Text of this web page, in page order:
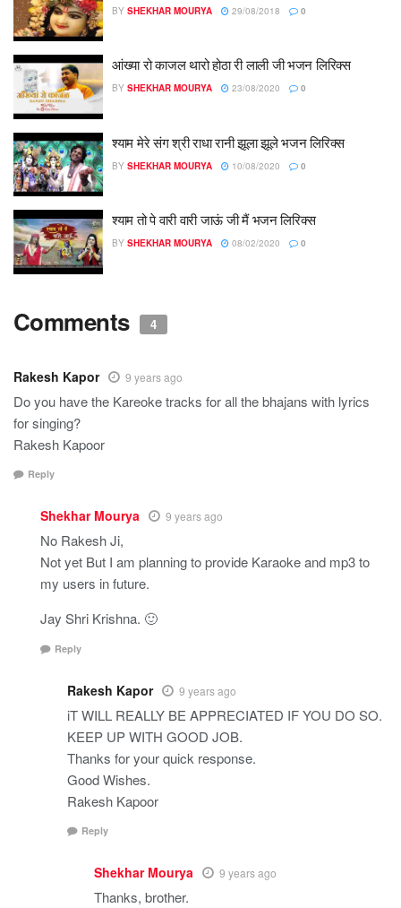
BY SHEKHAR MOURYA 29/08/2018 0
आंख्या रो काजल थारो होठा री लाली जी भजन लिरिक्स
BY SHEKHAR MOURYA 23/08/2020 0
श्याम मेरे संग श्री राधा रानी झूला झूले भजन लिरिक्स
BY SHEKHAR MOURYA 10/08/2020 0
श्याम तो पे वारी वारी जाऊं जी मैं भजन लिरिक्स
BY SHEKHAR MOURYA 08/02/2020 0
Comments 4
Rakesh Kapor 9 years ago
Do you have the Kareoke tracks for all the bhajans with lyrics
for singing?
Rakesh Kapoor
Reply
Shekhar Mourya 9 years ago
No Rakesh Ji,
Not yet But I am planning to provide Karaoke and mp3 to
my users in future.
Jay Shri Krishna. 🙂
Reply
Rakesh Kapor 9 years ago
iT WILL REALLY BE APPRECIATED IF YOU DO SO.
KEEP UP WITH GOOD JOB.
Thanks for your quick response.
Good Wishes.
Rakesh Kapoor
Reply
Shekhar Mourya 9 years ago
Thanks, brother.